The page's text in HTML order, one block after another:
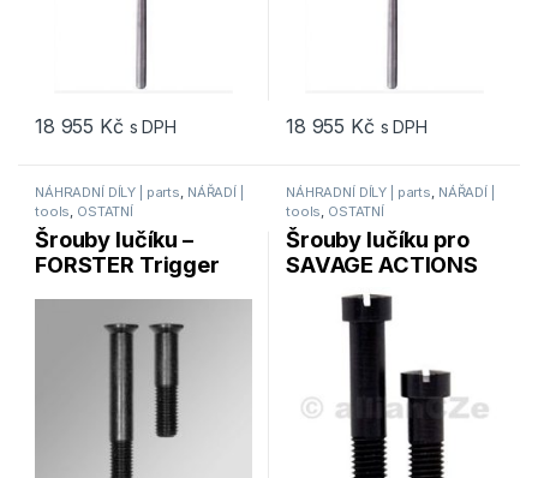
18 955 Kč s DPH 18 955 Kč s DPH
NÁHRADNÍ DÍLY | parts, NÁŘADÍ |
tools, OSTATNÍ
Šrouby lučíku –
FORSTER Trigger
NÁHRADNÍ DÍLY | parts, NÁŘADÍ |
tools, OSTATNÍ
Šrouby lučíku pro
SAVAGE ACTIONS
FORSTER Trigger
Guard Screws